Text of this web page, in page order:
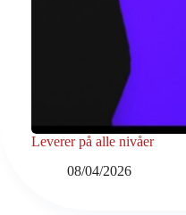
Leverer på alle nivåer
08/04/2026